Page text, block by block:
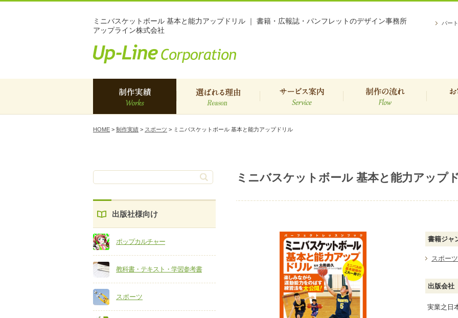
ミニバスケットボール 基本と能力アップドリル ｜ 書籍・広報誌・パンフレットのデザイン事務所
アップライン株式会社
パー
HOME > 制作実績 > スポーツ > ミニバスケットボール 基本と能力アップドリル
出版社様向け
ポップカルチャー
教科書・テキスト・学習参考書
スポーツ
ミニバスケットボール 基本と能力アップ
書籍ジャ
スポーツ
出版会社
実業之日